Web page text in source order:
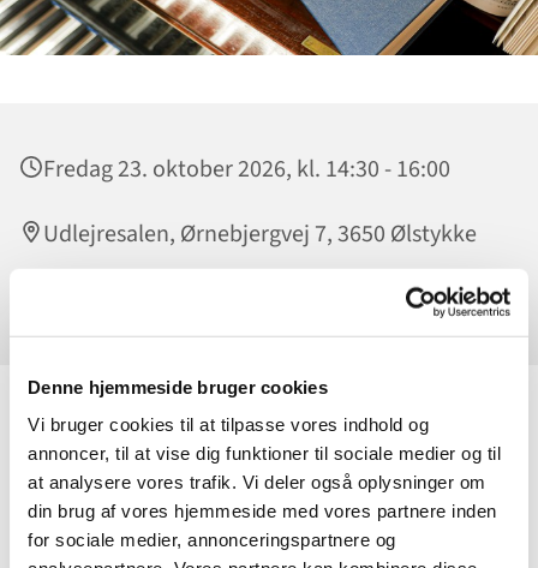
Denne hjemmeside bruger cookies
Vi bruger cookies til at tilpasse vores indhold og
annoncer, til at vise dig funktioner til sociale medier og til
at analysere vores trafik. Vi deler også oplysninger om
din brug af vores hjemmeside med vores partnere inden
for sociale medier, annonceringspartnere og
Fredag 23. oktober 2026, kl. 14:30 - 16:00
Udlejresalen, Ørnebjergvej 7, 3650 Ølstykke
Slip sangstemmen løs - uanset om du synger som en lærke
eller ej! Hver fredag i Udlejresalen kl. 14.30 får vi loftet til at
lette med god musik.
Vi synger fædrelandssange, revyviser, evergreens oa. Sverre
Larsen spiller på flyglet. Vi synger fra Højskolesangbogen